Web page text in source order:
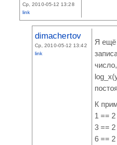
Ср, 2010-05-12 13:28
link
dimachertov
Ср, 2010-05-12 13:42
link
Я ещё
К
1 ==
3 ==
6 ==